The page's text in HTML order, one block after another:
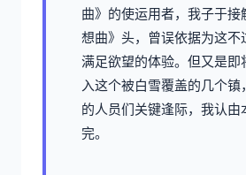
曲》的使运用者，我子于接
想曲》头，曾误依据为这
满足欲望的体验​​。但又是即
入这个被白雪覆盖的几个镇
的人员们关键逢际，我认由
完。